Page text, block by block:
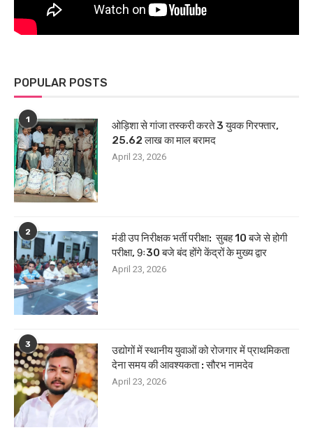
POPULAR POSTS
1
ओड़िशा से गांजा तस्करी करते 3 युवक गिरफ्तार,
25.62 लाख का माल बरामद
April 23, 2026
2
मंडी उप निरीक्षक भर्ती परीक्षा: सुबह 10 बजे से होगी
परीक्षा, 9ः30 बजे बंद होंगे केंद्रों के मुख्य द्वार
April 23, 2026
3
उद्योगों में स्थानीय युवाओं को रोजगार में प्राथमिकता
देना समय की आवश्यकता : सौरभ नामदेव
April 23, 2026